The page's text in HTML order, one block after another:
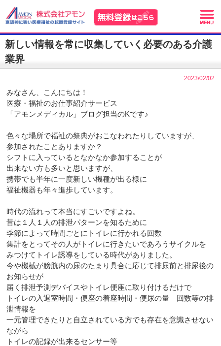
新しい情報を常に収集していく必要のある介護
業界
2023/02/02
みなさん、こんにちは！
医療・福祉のお仕事紹介サービス
「アモンメディカル」ブログ担当のKです♪
色々な場所で福祉の祭典がおこなわれたりしていますが、
参加されたことありますか？
シフトに入っているとなかなか参加することが
出来ない方も多いと思いますが、
携帯でも半年に一度新しい機種が出る様に
福祉機器も年々進歩しています。
時代の流れって本当にすごいですよね。
昔は１人１人の排泄パターンを知るために
季節によって時間ごとにトイレに行かれる回数
集計をとってその人がトイレに行きたいであろうサイクルを
みつけてトイレ誘導をしている時代がありました。
今や機械が膀胱内の尿のたまり具合に応じて排尿前と排尿後の
お知らせが
届く排泄予測デバイスやトイレ便座に取り付けるだけで
トイレの入退室時間・便座の着座時間・便尿の量 回数等の排
泄情報を
一元管理できたりと自立されている方でも存在を意識させない
ながら
トイレの記録が出来るセンサー等